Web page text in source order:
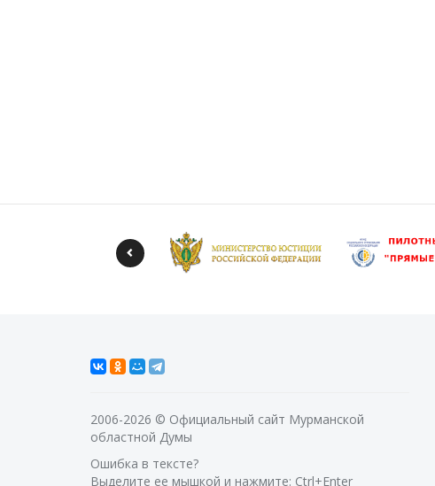
2006-2026 © Официальный сайт Мурманской
областной Думы
Ошибка в тексте?
Выделите ее мышкой и нажмите: Ctrl+Enter